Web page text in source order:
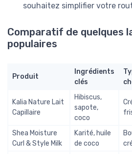
souhaitez simplifier votre
Comparatif de quelques
populaires
Produit
Ingrédients
clés
Kalia Nature Lait
Capillaire
Hibiscus,
sapote,
coco
Shea Moisture
Curl & Style Milk
Karité, huile
de coco